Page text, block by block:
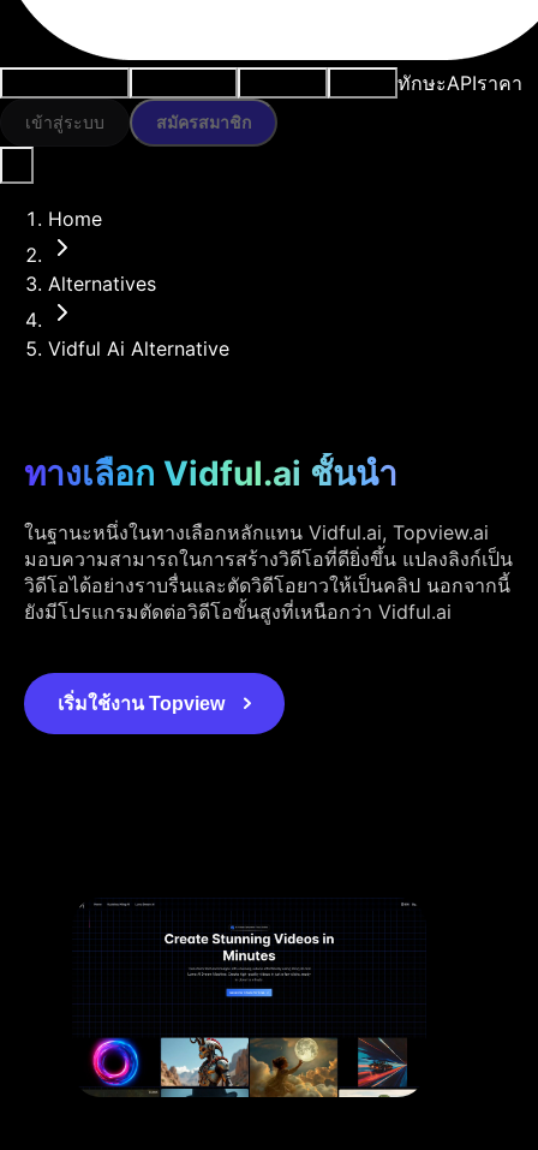
ทักษะAPIราคา
เข้าสู่ระบบ สมัครสมาชิก
Home
Alternatives
Vidful Ai Alternative
ทางเลือก Vidful.ai ชั้นนำ
ในฐานะหนึ่งในทางเลือกหลักแทน Vidful.ai, Topview.ai
มอบความสามารถในการสร้างวิดีโอที่ดียิ่งขึ้น แปลงลิงก์เป็น
วิดีโอได้อย่างราบรื่นและตัดวิดีโอยาวให้เป็นคลิป นอกจากนี้
ยังมีโปรแกรมตัดต่อวิดีโอขั้นสูงที่เหนือกว่า Vidful.ai
เริ่มใช้งาน Topview